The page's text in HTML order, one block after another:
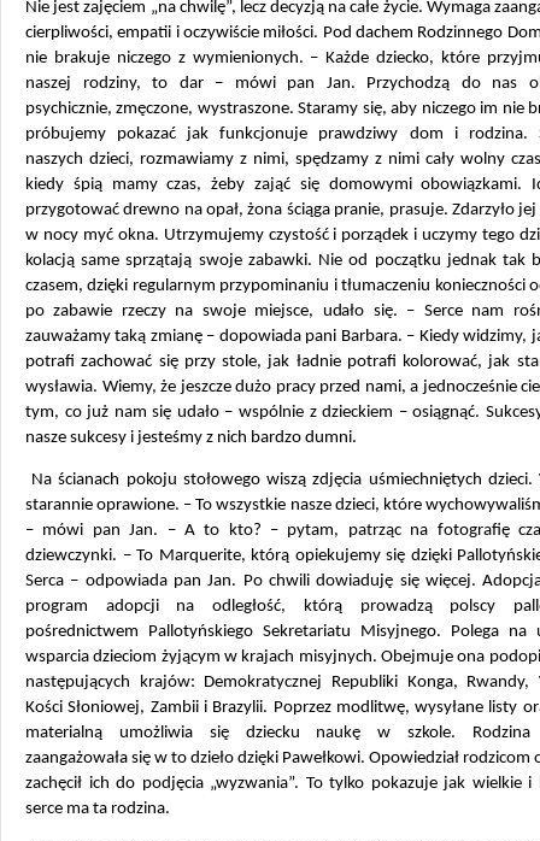
Nie jest zajęciem „na chwilę”, lecz decyzją na całe życie. Wymaga
cierpliwości, empatii i oczywiście miłości. Pod dachem Rodzinnego
nie brakuje niczego z wymienionych. – Każde dziecko, które
naszej rodziny, to dar – mówi pan Jan. Przychodzą do nas
psychicznie, zmęczone, wystraszone. Staramy się, aby niczego im nie
próbujemy pokazać jak funkcjonuje prawdziwy dom i rodzina.
naszych dzieci, rozmawiamy z nimi, spędzamy z nimi cały wolny
kiedy śpią mamy czas, żeby zająć się domowymi obowiązkami.
przygotować drewno na opał, żona ściąga pranie, prasuje. Zdarzyło
w nocy myć okna. Utrzymujemy czystość i porządek i uczymy tego
kolacją same sprzątają swoje zabawki. Nie od początku jednak tak
czasem, dzięki regularnym przypominaniu i tłumaczeniu konieczności
po zabawie rzeczy na swoje miejsce, udało się. – Serce nam
zauważamy taką zmianę – dopowiada pani Barbara. – Kiedy widzimy,
potrafi zachować się przy stole, jak ładnie potrafi kolorować, jak
wysławia. Wiemy, że jeszcze dużo pracy przed nami, a jednocześnie
tym, co już nam się udało – wspólnie z dzieckiem – osiągnąć.
nasze sukcesy i jesteśmy z nich bardzo dumni.
Na ścianach pokoju stołowego wiszą zdjęcia uśmiechniętych dzieci.
starannie oprawione. – To wszystkie nasze dzieci, które
– mówi pan Jan. – A to kto? – pytam, patrząc na fotografię
dziewczynki. – To Marquerite, którą opiekujemy się dzięki
Serca – odpowiada pan Jan. Po chwili dowiaduję się więcej.
program adopcji na odległość, którą prowadzą polscy
pośrednictwem Pallotyńskiego Sekretariatu Misyjnego. Polega na
wsparcia dzieciom żyjącym w krajach misyjnych. Obejmuje ona
następujących krajów: Demokratycznej Republiki Konga, Rwandy,
Kości Słoniowej, Zambii i Brazylii. Poprzez modlitwę, wysyłane listy
materialną umożliwia się dziecku naukę w szkole. Rodzina
zaangażowała się w to dzieło dzięki Pawełkowi. Opowiedział rodzicom
zachęcił ich do podjęcia „wyzwania”. To tylko pokazuje jak wielkie i
serce ma ta rodzina.